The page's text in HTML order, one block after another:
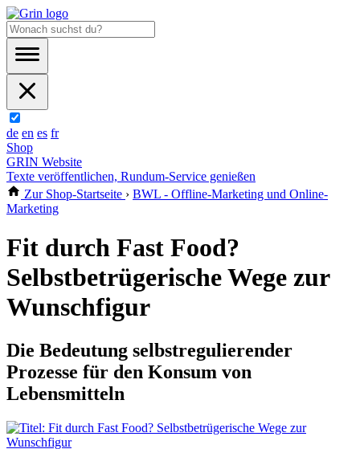
de en es fr
Shop
GRIN Website
Texte veröffentlichen, Rundum-Service genießen
Zur Shop-Startseite › BWL - Offline-Marketing und Online-
Marketing
Fit durch Fast Food?
Selbstbetrügerische Wege zur
Wunschfigur
Die Bedeutung selbstregulierender
Prozesse für den Konsum von
Lebensmitteln